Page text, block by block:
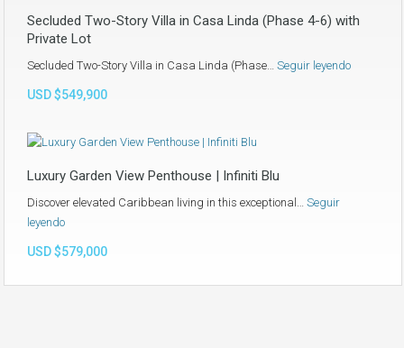
Secluded Two-Story Villa in Casa Linda (Phase 4-6) with
Private Lot
Secluded Two-Story Villa in Casa Linda (Phase… Seguir leyendo
USD $549,900
Luxury Garden View Penthouse | Infiniti Blu
Discover elevated Caribbean living in this exceptional… Seguir
leyendo
USD $579,000